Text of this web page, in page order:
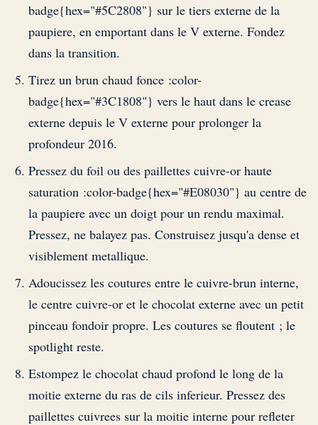
badge{hex="#5C2808"} sur le tiers externe de la
paupiere, en emportant dans le V externe. Fondez
dans la transition.
Tirez un brun chaud fonce :color-
badge{hex="#3C1808"} vers le haut dans le crease
externe depuis le V externe pour prolonger la
profondeur 2016.
Pressez du foil ou des paillettes cuivre-or haute
saturation :color-badge{hex="#E08030"} au centre de
la paupiere avec un doigt pour un rendu maximal.
Pressez, ne balayez pas. Construisez jusqu'a dense et
visiblement metallique.
Adoucissez les coutures entre le cuivre-brun interne,
le centre cuivre-or et le chocolat externe avec un petit
pinceau fondoir propre. Les coutures se floutent ; le
spotlight reste.
Estompez le chocolat chaud profond le long de la
moitie externe du ras de cils inferieur. Pressez des
paillettes cuivrees sur la moitie interne pour refleter